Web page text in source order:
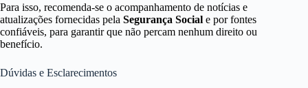
Para isso, recomenda-se o acompanhamento de notícias e
atualizações fornecidas pela Segurança Social e por fontes
confiáveis, para garantir que não percam nenhum direito ou
benefício.
Dúvidas e Esclarecimentos